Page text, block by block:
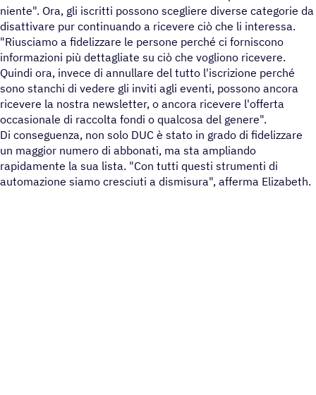
niente". Ora, gli iscritti possono scegliere diverse categorie da
disattivare pur continuando a ricevere ciò che li interessa.
"Riusciamo a fidelizzare le persone perché ci forniscono
informazioni più dettagliate su ciò che vogliono ricevere.
Quindi ora, invece di annullare del tutto l'iscrizione perché
sono stanchi di vedere gli inviti agli eventi, possono ancora
ricevere la nostra newsletter, o ancora ricevere l'offerta
occasionale di raccolta fondi o qualcosa del genere".
Di conseguenza, non solo DUC è stato in grado di fidelizzare
un maggior numero di abbonati, ma sta ampliando
rapidamente la sua lista. "Con tutti questi strumenti di
automazione siamo cresciuti a dismisura", afferma Elizabeth.